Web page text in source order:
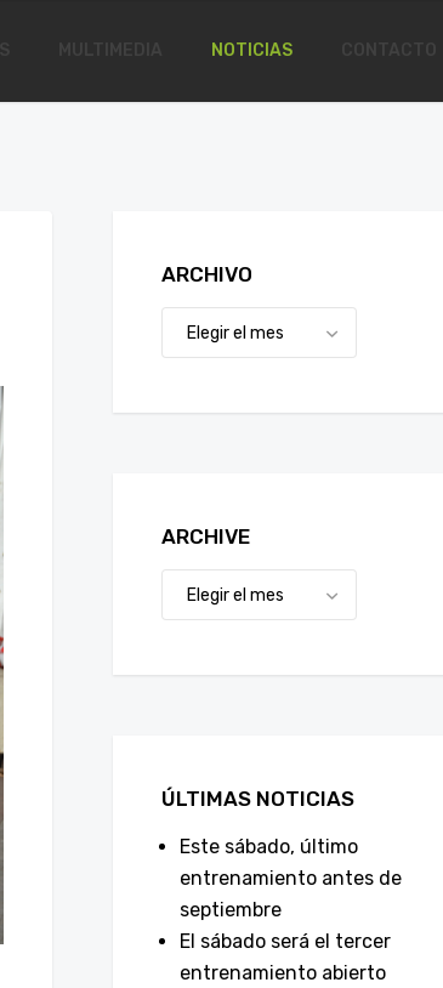
NOTICIAS
ARCHIVO
ARCHIVE
ÚLTIMAS NOTICIAS
Este sábado, último
entrenamiento antes de
septiembre
El sábado será el tercer
entrenamiento abierto